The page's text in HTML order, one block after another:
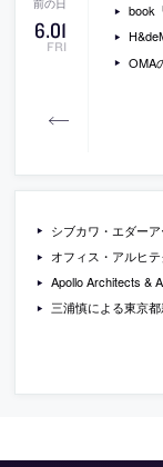
6.01
FRI
book『
H&deMと
OMAの
シブカワ・エダーアーキテクツ
オフィス・アルヒテクテ
Apollo Architects &
三浦慎による東京